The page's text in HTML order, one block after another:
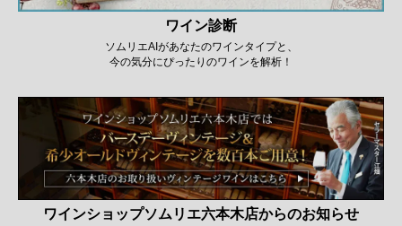
ワイン診断
ソムリエAIがあなたのワインタイプと、
今の気分にぴったりのワインを解析！
ワインショップソムリエ六本木店からのお知らせ